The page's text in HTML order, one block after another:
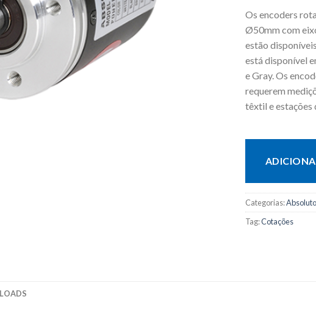
Os encoders
Ø50mm com
estão
está disponível
e Gray. Os
requerem
têxtil e estações
Categorias:Absoluto
Tag:Cotações